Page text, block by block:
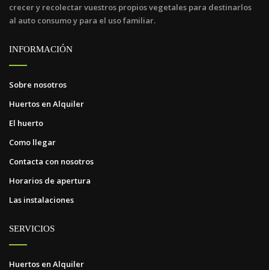
crecer y recolectar vuestros propios vegetales para destinarlos
al auto consumo y para el uso familiar.
INFORMACIÓN
Sobre nosotros
Huertos en Alquiler
El huerto
Como llegar
Contacta con nosotros
Horarios de apertura
Las instalaciones
SERVICIOS
Huertos en Alquiler